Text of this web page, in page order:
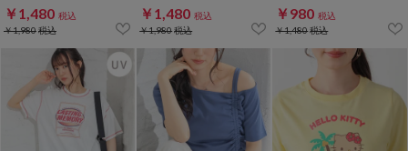
￥1,480 税込
￥1,980税込
￥1,480 税込
￥1,980税込
￥980 税込
￥1,480税込